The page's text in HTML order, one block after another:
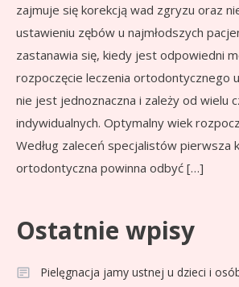
zajmuje się korekcją wad zgryzu oraz
ustawieniu zębów u najmłodszych
zastanawia się, kiedy jest odpowiedni
rozpoczęcie leczenia ortodontycznego
nie jest jednoznaczna i zależy od wielu
indywidualnych. Optymalny wiek
Według zaleceń specjalistów pierwsza
ortodontyczna powinna odbyć […]
Ostatnie wpisy
Pielęgnacja jamy ustnej u dzieci i